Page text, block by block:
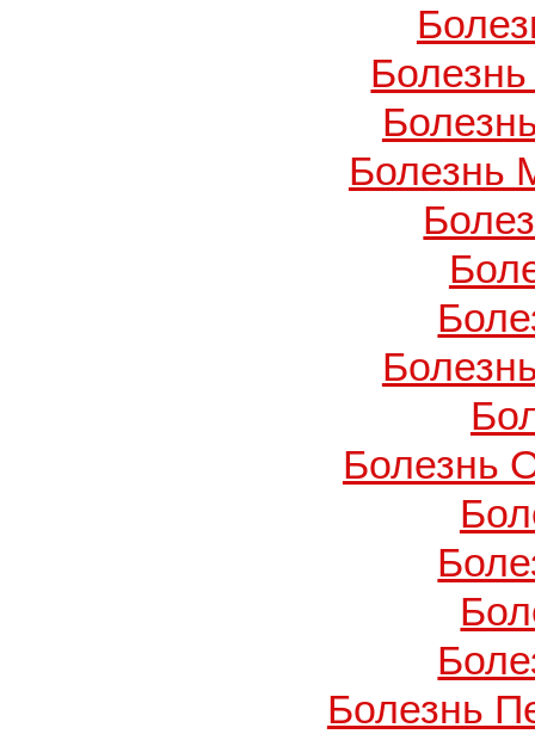
Болезнь
Болезнь
Болезнь